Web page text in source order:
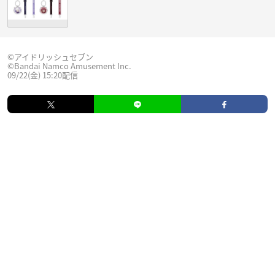
©アイドリッシュセブン
©Bandai Namco Amusement Inc.
09/22(金) 15:20配信